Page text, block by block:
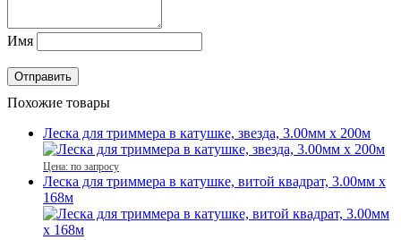
Имя
Похожие товары
Леска для триммера в катушке, звезда, 3.00мм x 200м
Цена: по запросу
Леска для триммера в катушке, витой квадрат, 3.00мм x
168м